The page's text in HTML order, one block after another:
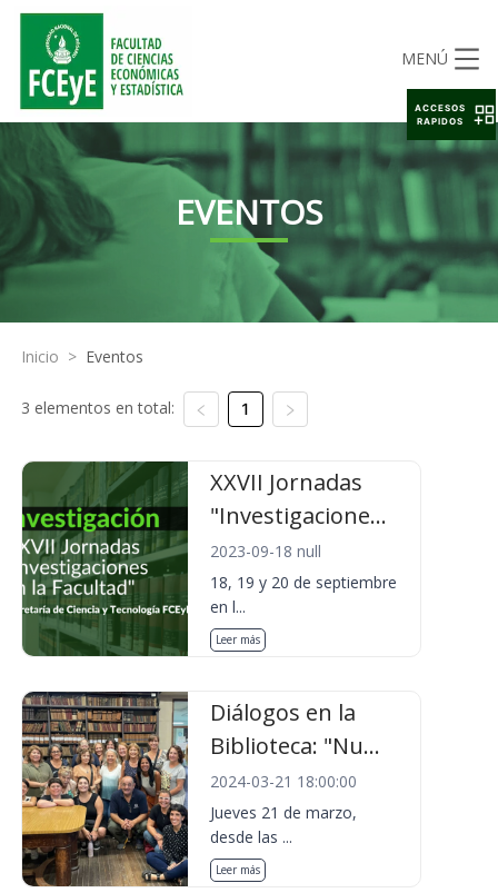
MENÚ
EVENTOS
Inicio > Eventos
3 elementos en total: 1
XXVII Jornadas
"Investigacione...
2023-09-18 null
18, 19 y 20 de septiembre
en l...
Leer más
Diálogos en la
Biblioteca: "Nu...
2024-03-21 18:00:00
Jueves 21 de marzo,
desde las ...
Leer más
ACCESOS
RAPIDOS